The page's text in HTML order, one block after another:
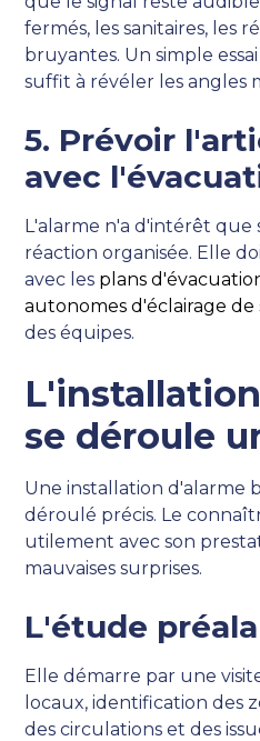
fermés, les sanitaires, les
bruyantes. Un simple
suffit à révéler les angles
5. Prévoir
avec
L'alarme n'a d'intérêt que
réaction organisée. Elle
avec les plans
autonomes d'éclairage de
des équipes.
se déroule
Une installation d'alarme
déroulé précis. Le
utilement avec son
mauvaises surprises.
L'étude
Elle démarre par une
locaux, identification des
des circulations et des